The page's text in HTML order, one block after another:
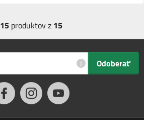
15 produktov z 15
i Odoberať